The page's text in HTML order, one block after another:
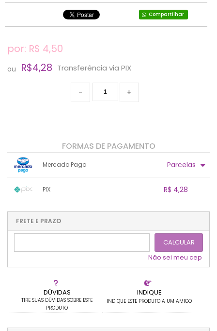
Compartilhar
DÚVIDAS
TIRE SUAS DÚVIDAS SOBRE ESTE
PRODUTO
INDIQUE
INDIQUE ESTE PRODUTO A UM AMIGO
por: R$ 4,50
ou R$4,28 Transferência via PIX
+
-
FORMAS DE PAGAMENTO
Mercado Pago Parcelas
PIX R$ 4,28
...
....
FRETE E PRAZO
CALCULAR
Não sei meu cep